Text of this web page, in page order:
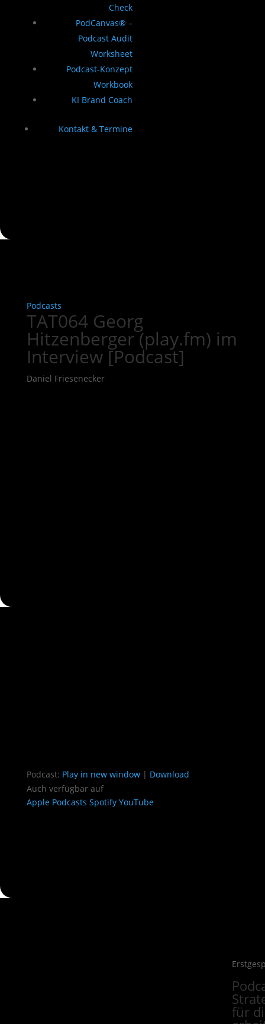
Check
PodCanvas® –
Podcast Audit
Worksheet
Podcast-Konzept
Workbook
KI Brand Coach
Kontakt & Termine
Podcasts
TAT064 Georg
Hitzenberger (play.fm) im
Interview [Podcast]
Daniel Friesenecker
Podcast: Play in new window| Download
Auch verfügbar auf
Apple Podcasts Spotify YouTube
für